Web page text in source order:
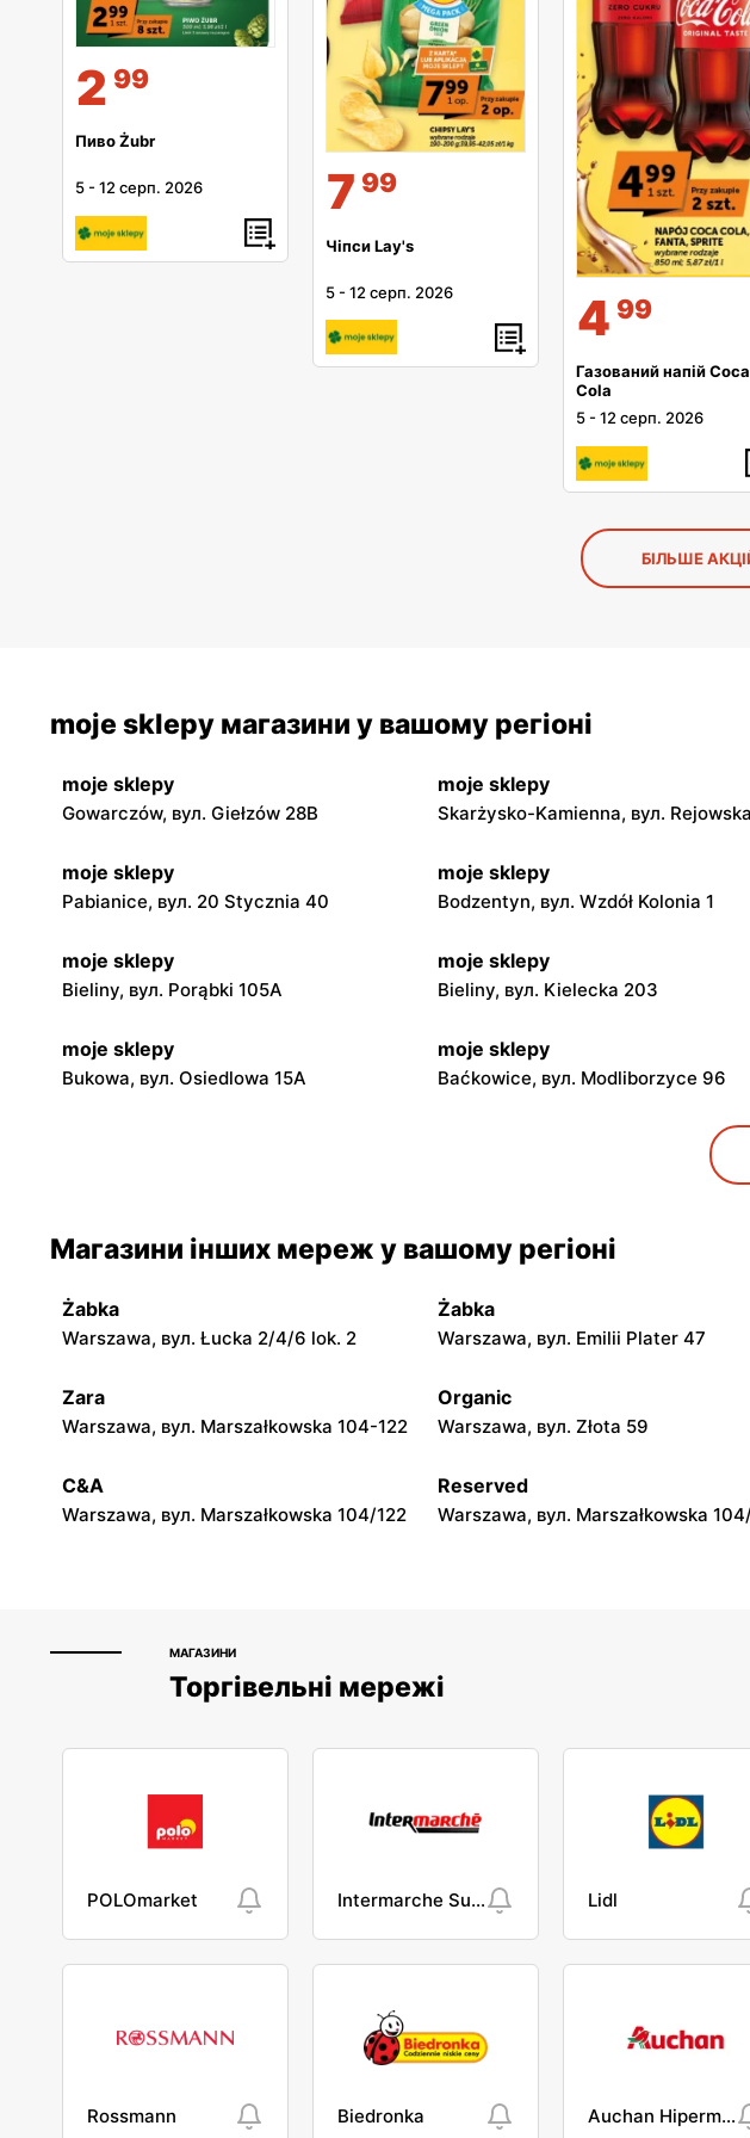
2 99
Пиво Żubr
5 -12 серп. 2026 7 99
Чіпси Lay's
5 -12 серп. 2026 4 99
Газований напій
Cola
5 -12 серп. 2026
БІЛЬШЕ
moje sklepy магазини у вашому регіоні
moje sklepy
Gowarczów, вул. Giełzów 28B
moje sklepy
Skarżysko-Kamienna, вул.
moje sklepy
Pabianice, вул. 20 Stycznia 40
moje sklepy
Bodzentyn, вул. Wzdół Kolonia 1
moje sklepy
Bieliny, вул. Porąbki 105A
moje sklepy
Bieliny, вул. Kielecka 203
moje sklepy
Bukowa, вул. Osiedlowa 15A
moje sklepy
Baćkowice, вул. Modliborzyce 96
Jadachy, вул. Jadachy 111 Jeżowe, вул. Zalesie 77
moje sklepy
Górki, вул. Górki 71
moje sklepy
Gumniska, вул. Gumniska 157C
moje sklepy
Hyżne, вул. Hyżne 100
moje sklepy
Jarosław, вул. Pełkińska 147
Магазини інших мереж у вашому регіоні
Żabka
Warszawa, вул. Łucka 2/4/6 lok. 2
Żabka
Warszawa, вул. Emilii Plater 47
Zara
Warszawa, вул. Marszałkowska 104-122
Organic
Warszawa, вул. Złota 59
C&A
Warszawa, вул. Marszałkowska 104/122
Reserved
Warszawa, вул. Marszałkowska
МАГАЗИНИ
Торгівельні мережі
POLOmarket Intermarche Super Lidl
Rossmann Biedronka Auchan Hipermarket